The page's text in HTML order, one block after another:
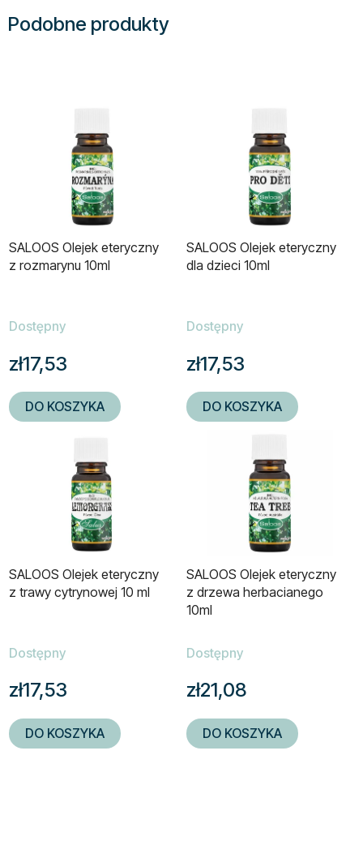
Podobne produkty
SALOOS Olejek eteryczny
z rozmarynu 10ml
Dostępny
zł17,53
DO KOSZYKA
SALOOS Olejek eteryczny
dla dzieci 10ml
Dostępny
zł17,53
DO KOSZYKA
SALOOS Olejek eteryczny
z trawy cytrynowej 10 ml
Dostępny
zł17,53
DO KOSZYKA
SALOOS Olejek eteryczny
z drzewa herbacianego
10ml
Dostępny
zł21,08
DO KOSZYKA